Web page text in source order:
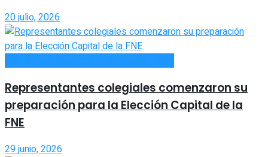
20 julio, 2026
Representantes colegiales comenzaron su
preparación para la Elección Capital de la
FNE
29 junio, 2026